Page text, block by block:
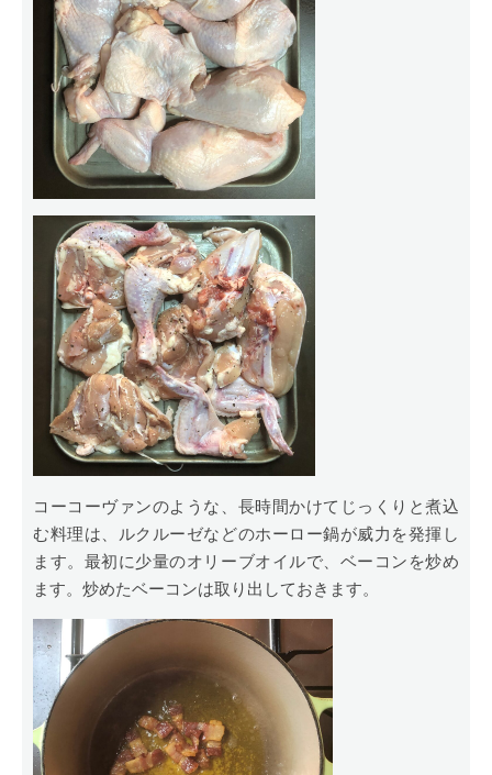
コーコーヴァンのような、長時間かけてじっくりと煮込
む料理は、ルクルーゼなどのホーロー鍋が威力を発揮し
ます。最初に少量のオリーブオイルで、ベーコンを炒め
ます。炒めたベーコンは取り出しておきます。